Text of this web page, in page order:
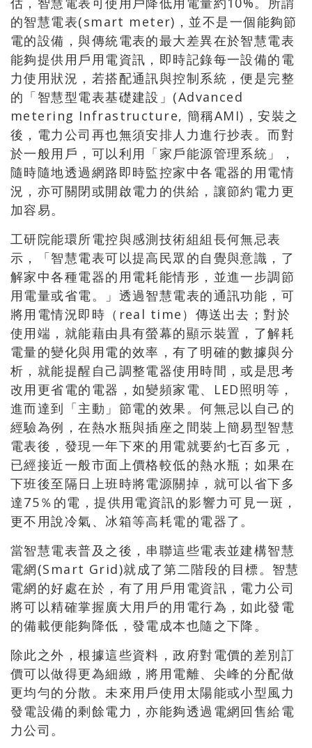
的智慧電表(smart meter)，並不是一個能夠節
電的設備，與傳統電表的最大差異在於智慧電表
能夠提供用戶用電資訊，即時記錄每一設備的電
力使用狀況，若搭配通訊與控制系統，便是完整
的「智慧型電表基礎建設」(Advanced
metering Infrastructure, 簡稱AMI)，安裝之
後，電力公司再也無須安排人力進行抄表。而對
於一般用戶，可以利用「家戶能源管理系統」，
隨時隨地透過網路即時監控家中各電器的用電情
況，亦可關閉或開啟電力的供給，讓節約電力更
加容易。
工研院能環所電控與感測技術組組長何無忌表
示，「智慧電表可以提高民眾的自覺與意識，了
解家中各種電器的用電耗能情形，並進一步調節
用電量或省電。」透過智慧電表的通訊功能，可
將用電情況即時（real time）傳送出去；對於
使用端，就能藉由具有螢幕的顯示裝置，了解耗
電量的變化與用電的效率，有了明確的數據與分
析，就能提醒自己調整電器使用時間，或是思考
改用更省電的電器，如變頻家電、LED照明等，
進而達到「主動」節電的效果。何無忌以自己的
經驗為例，在熱水瓶與插座之間裝上簡易型智慧
電表後，發現一年下來的用電就要約七百多元，
已經接近一般市面上價格較低的熱水瓶；如果在
下班後至隔日上班時將電源關掉，就可以省下多
達75％的電，提供用電資訊的影響力可見一斑，
更不用說冷氣、冰箱等高耗電的電器了。
當智慧電表普及之後，串聯這些電表並建構智慧
電網(Smart Grid)就成了第二階段的目標。智慧
電網的好處在於，有了用戶用電資訊，電力公司
將可以精確掌握廣大用戶的用電行為，如此發電
的備載便能夠降低，發電成本也隨之下降。
除此之外，根據這些資料，政府對電價的差別訂
價可以做得更為細緻，將用電離、尖峰的分配做
更均勻的分散。未來用戶使用太陽能或小型風力
發電設備的剩餘電力，亦能夠透過電網回售給電
力公司。